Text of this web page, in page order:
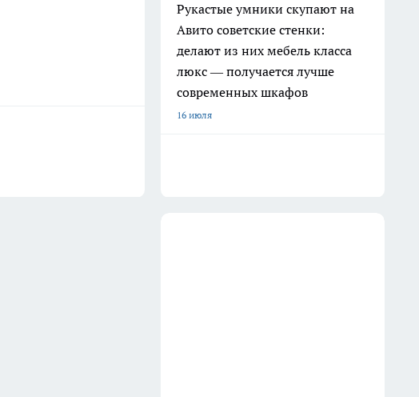
Рукастые умники скупают на
Авито советские стенки:
делают из них мебель класса
люкс — получается лучше
современных шкафов
16 июля